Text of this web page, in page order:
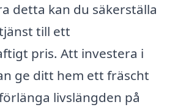
detta kan du säkerställa
till ett
pris. Att investera i
ge ditt hem ett fräscht
livslängden på